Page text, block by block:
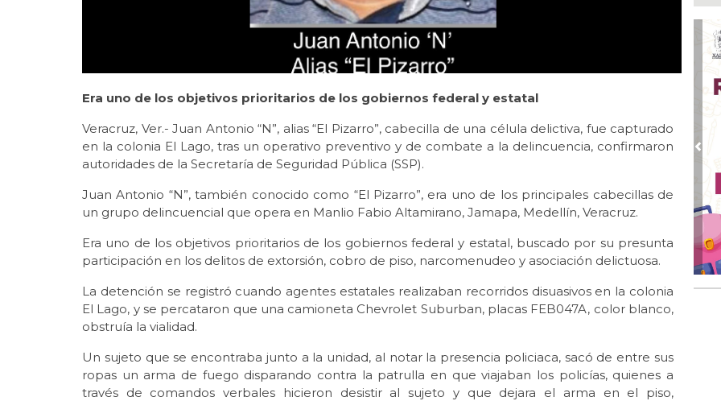
Era uno de los objetivos prioritarios de los gobiernos federal y estatal
Veracruz, Ver.- Juan Antonio “N”, alias “El Pizarro”, cabecilla de una célula delictiva, fue capturado
en la colonia El Lago, tras un operativo preventivo y de combate a la delincuencia, confirmaron
autoridades de la Secretaría de Seguridad Pública (SSP).
Juan Antonio “N”, también conocido como “El Pizarro”, era uno de los principales cabecillas de
un grupo delincuencial que opera en Manlio Fabio Altamirano, Jamapa, Medellín, Veracruz.
Era uno de los objetivos prioritarios de los gobiernos federal y estatal, buscado por su presunta
participación en los delitos de extorsión, cobro de piso, narcomenudeo y asociación delictuosa.
La detención se registró cuando agentes estatales realizaban recorridos disuasivos en la colonia
El Lago, y se percataron que una camioneta Chevrolet Suburban, placas FEB047A, color blanco,
obstruía la vialidad.
Un sujeto que se encontraba junto a la unidad, al notar la presencia policiaca, sacó de entre sus
ropas un arma de fuego disparando contra la patrulla en que viajaban los policías, quienes a
través de comandos verbales hicieron desistir al sujeto y que dejara el arma en el piso,
a